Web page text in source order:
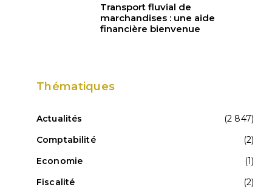
Transport fluvial de
marchandises : une aide
financière bienvenue
Thématiques
Actualités
(2 847)
Comptabilité
(2)
Economie
(1)
Fiscalité
(2)